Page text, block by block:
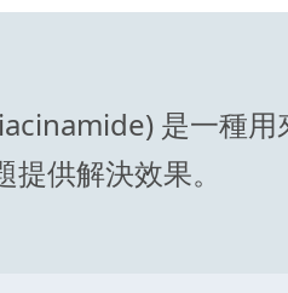
是一種用
供解決效果。